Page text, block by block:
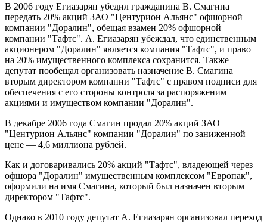
В 2006 году Егиазарян убедил гражданина В. Смагина
передать 20% акций ЗАО "Центурион Альянс" офшорной
компании "Доралин", обещая взамен 20% офшорной
компании "Тафтс". А. Егиазарян убеждал, что единственным
акционером "Доралин" является компания "Тафтс", и право
на 20% имущественного комплекса сохранится. Также
депутат пообещал организовать назначение В. Смагина
вторым директором компании "Тафтс" с правом подписи для
обеспечения с его стороны контроля за распоряженим
акциями и имуществом компании "Доралин".
В декабре 2006 года Смагин продал 20% акций ЗАО
"Центурион Альянс" компании "Доралин" по заниженной
цене — 4,6 миллиона рублей.
Как и договаривались 20% акций "Тафтс", владеющей через
офшора "Доралин" имущественным комплексом "Европак",
оформили на имя Смагина, который был назначен вторым
директором "Тафтс".
Однако в 2010 году депутат А. Егиазарян организовал переход